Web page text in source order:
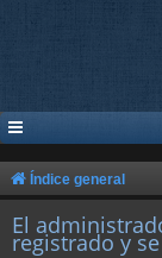
Índice general
El
registrado y